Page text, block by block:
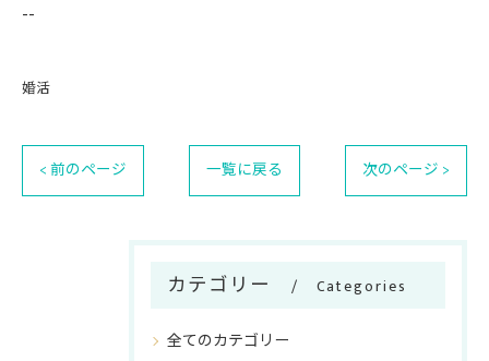
--
婚活
< 前のページ 一覧に戻る 次のページ >
カテゴリー Categories
全てのカテゴリー